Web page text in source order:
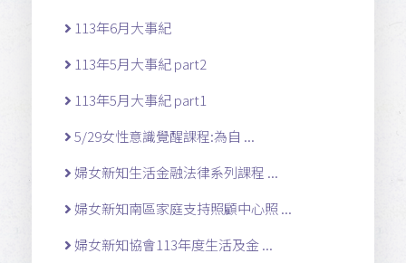
113年6月大事紀
113年5月大事紀 part2
113年5月大事紀 part1
5/29女性意識覺醒課程:為自 ...
婦女新知生活金融法律系列課程 ...
婦女新知南區家庭支持照顧中心照 ...
婦女新知協會113年度生活及金 ...